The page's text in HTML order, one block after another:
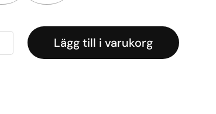
Lägg till i varukorg